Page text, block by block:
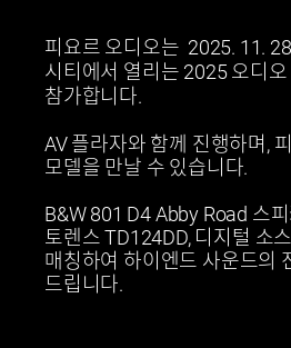
피요르 오디오는 2025. 11.
시티에서 열리는 2025 오디오
참가합니다.
AV 플라자와 함께 진행하며,
모델을 만날 수 있습니다.
B&W 801 D4 Abby Road 스
토렌스 TD124DD, 디지털 소
매칭하여 하이엔드 사운드의
드립니다.